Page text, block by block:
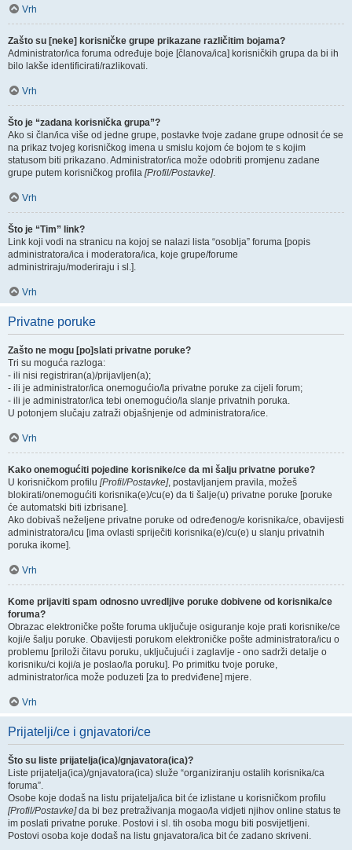
Vrh
Zašto su [neke] korisničke grupe prikazane različitim bojama?
Administrator/ica foruma određuje boje [članova/ica] korisničkih grupa da bi ih
bilo lakše identificirati/razlikovati.
Vrh
Što je “zadana korisnička grupa”?
Ako si član/ica više od jedne grupe, postavke tvoje zadane grupe odnosit će se
na prikaz tvojeg korisničkog imena u smislu kojom će bojom te s kojim
statusom biti prikazano. Administrator/ica može odobriti promjenu zadane
grupe putem korisničkog profila [Profil/Postavke].
Vrh
Što je “Tim” link?
Link koji vodi na stranicu na kojoj se nalazi lista “osoblja” foruma [popis
administratora/ica i moderatora/ica, koje grupe/forume
administriraju/moderiraju i sl.].
Vrh
Privatne poruke
Zašto ne mogu [po]slati privatne poruke?
Tri su moguća razloga:
- ili nisi registriran(a)/prijavljen(a);
- ili je administrator/ica onemogućio/la privatne poruke za cijeli forum;
- ili je administrator/ica tebi onemogućio/la slanje privatnih poruka.
U potonjem slučaju zatraži objašnjenje od administratora/ice.
Vrh
Kako onemogućiti pojedine korisnike/ce da mi šalju privatne poruke?
U korisničkom profilu [Profil/Postavke], postavljanjem pravila, možeš
blokirati/onemogućiti korisnika(e)/cu(e) da ti šalje(u) privatne poruke [poruke
će automatski biti izbrisane].
Ako dobivaš neželjene privatne poruke od određenog/e korisnika/ce, obavijesti
administratora/icu [ima ovlasti spriječiti korisnika(e)/cu(e) u slanju privatnih
poruka ikome].
Vrh
Kome prijaviti spam odnosno uvredljive poruke dobivene od korisnika/ce
foruma?
Obrazac elektroničke pošte foruma uključuje osiguranje koje prati korisnike/ce
koji/e šalju poruke. Obavijesti porukom elektroničke pošte administratora/icu o
problemu [priloži čitavu poruku, uključujući i zaglavlje - ono sadrži detalje o
korisniku/ci koji/a je poslao/la poruku]. Po primitku tvoje poruke,
administrator/ica može poduzeti [za to predviđene] mjere.
Vrh
Prijatelji/ce i gnjavatori/ce
Što su liste prijatelja(ica)/gnjavatora(ica)?
Liste prijatelja(ica)/gnjavatora(ica) služe “organiziranju ostalih korisnika/ca
foruma”.
Osobe koje dodaš na listu prijatelja/ica bit će izlistane u korisničkom profilu
[Profil/Postavke]da bi bez pretraživanja mogao/la vidjeti njihov online status te
im poslati privatne poruke. Postovi i sl. tih osoba mogu biti posvijetljeni.
Postovi osoba koje dodaš na listu gnjavatora/ica bit će zadano skriveni.